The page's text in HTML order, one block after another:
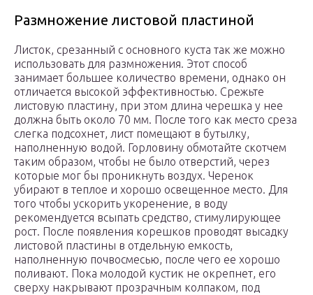
Размножение листовой пластиной
Листок, срезанный с основного куста так же можно
использовать для размножения. Этот способ
занимает большее количество времени, однако он
отличается высокой эффективностью. Срежьте
листовую пластину, при этом длина черешка у нее
должна быть около 70 мм. После того как место среза
слегка подсохнет, лист помещают в бутылку,
наполненную водой. Горловину обмотайте скотчем
таким образом, чтобы не было отверстий, через
которые мог бы проникнуть воздух. Черенок
убирают в теплое и хорошо освещенное место. Для
того чтобы ускорить укоренение, в воду
рекомендуется всыпать средство, стимулирующее
рост. После появления корешков проводят высадку
листовой пластины в отдельную емкость,
наполненную почвосмесью, после чего ее хорошо
поливают. Пока молодой кустик не окрепнет, его
сверху накрывают прозрачным колпаком, под